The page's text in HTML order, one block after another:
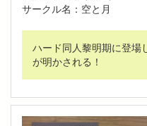
サークル名：空と月
ハード同人黎明期に登場
が明かされる！